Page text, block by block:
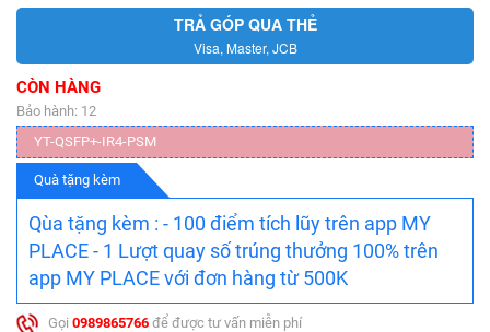
TRẢ GÓP QUA THẺ
Visa, Master, JCB
CÒN HÀNG
Bảo hành: 12
YT-QSFP+-IR4-PSM
Quà tặng kèm
Qùa tặng kèm : - 100 điểm tích lũy trên app MY
PLACE - 1 Lượt quay số trúng thưởng 100% trên
app MY PLACE với đơn hàng từ 500K
Gọi 0989865766 để được tư vấn miễn phí